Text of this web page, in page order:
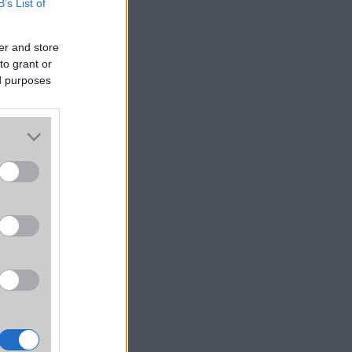
List of
and store
grant or
purposes